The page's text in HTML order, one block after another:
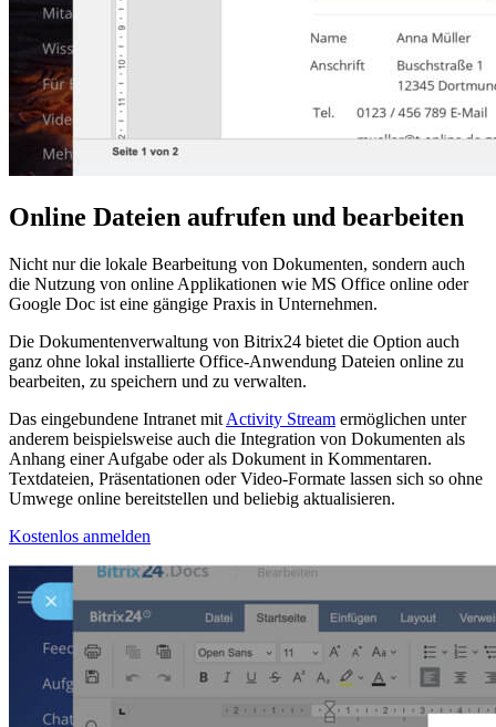
Online Dateien aufrufen und bearbeiten
Nicht nur die lokale Bearbeitung von Dokumenten, sondern auch
die Nutzung von online Applikationen wie MS Office online oder
Google Doc ist eine gängige Praxis in Unternehmen.
Die Dokumentenverwaltung von Bitrix24 bietet die Option auch
ganz ohne lokal installierte Office-Anwendung Dateien online zu
bearbeiten, zu speichern und zu verwalten.
Das eingebundene Intranet mit Activity Stream ermöglichen unter
anderem beispielsweise auch die Integration von Dokumenten als
Anhang einer Aufgabe oder als Dokument in Kommentaren.
Textdateien, Präsentationen oder Video-Formate lassen sich so ohne
Umwege online bereitstellen und beliebig aktualisieren.
Kostenlos anmelden